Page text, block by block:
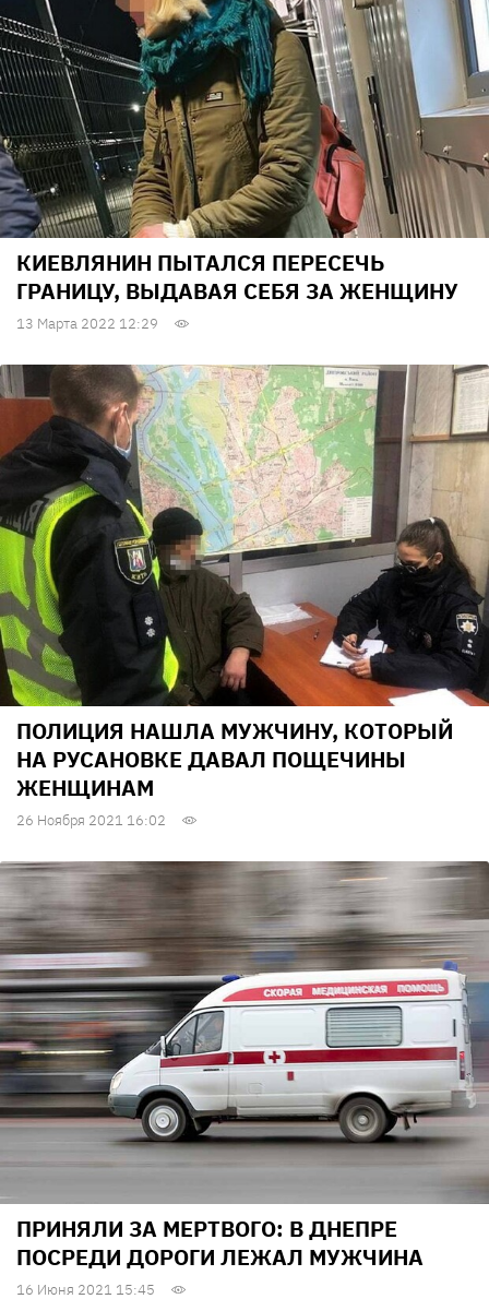
КИЕВЛЯНИН ПЫТАЛСЯ ПЕРЕСЕЧЬ
ГРАНИЦУ, ВЫДАВАЯ СЕБЯ ЗА ЖЕНЩИНУ
13 Марта 2022 12:29
ПОЛИЦИЯ НАШЛА МУЖЧИНУ, КОТОРЫЙ
НА РУСАНОВКЕ ДАВАЛ ПОЩЕЧИНЫ
ЖЕНЩИНАМ
26 Ноября 2021 16:02
ПРИНЯЛИ ЗА МЕРТВОГО: В ДНЕПРЕ
ПОСРЕДИ ДОРОГИ ЛЕЖАЛ МУЖЧИНА
16 Июня 2021 15:45